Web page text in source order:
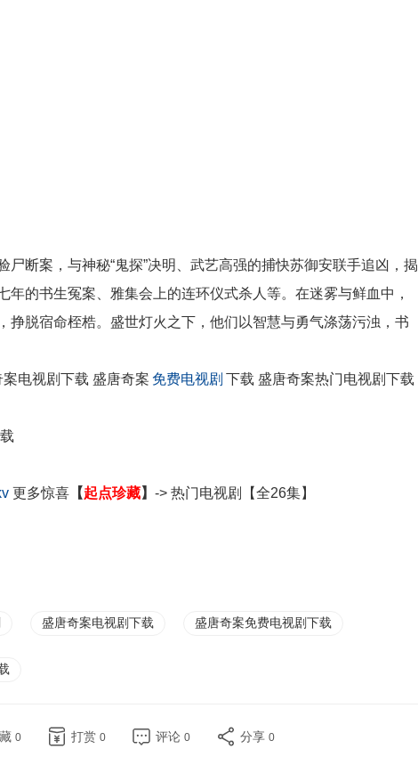
，与神秘“鬼探”决明、武艺高强的捕快苏御安联手追凶，揭
的书生冤案、雅集会上的连环仪式杀人等。在迷雾与鲜血中，
脱宿命桎梏。盛世灯火之下，他们以智慧与勇气涤荡污浊，书
电视剧下载 盛唐奇案 免费电视剧 下载 盛唐奇案热门电视剧下载
更多惊喜 【起点珍藏】 -> 热门电视剧 【全26集】
盛唐奇案电视剧下载 盛唐奇案免费电视剧下载
0 打赏 0 评论 0 分享 0